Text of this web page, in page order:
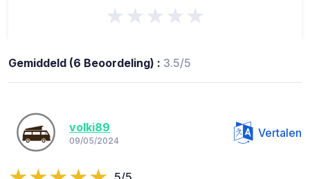
★★★★★
Gemiddeld (6 Beoordeling) : 3.5/5
volki89
09/05/2024
Vertalen